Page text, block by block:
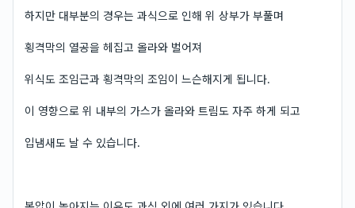
하지만 대부분의 경우는 과식으로 인해 위 상부가 부풀며
횡격막의 열공을 헤집고 올라와 벌어져
위식도 조임근과 횡격막의 조임이 느슨해지게 됩니다.
이 영향으로 위 내부의 가스가 올라와 트림도 자주 하게 되고
입냄새도 날 수 있습니다.